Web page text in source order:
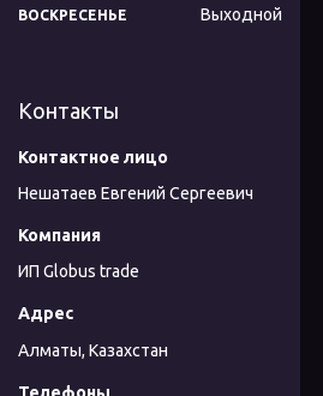
ВОСКРЕСЕНЬЕ Выходной
Контакты
Нешатаев Евгений Сергеевич
ИП Globus trade
Алматы, Казахстан